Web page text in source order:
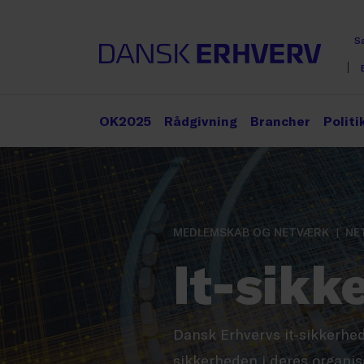
OK2025 Rådgivning Brancher
MEDLEMSKAB OG NETVÆRK
It-
Dansk Erhvervs it-
sikkerheden i deres